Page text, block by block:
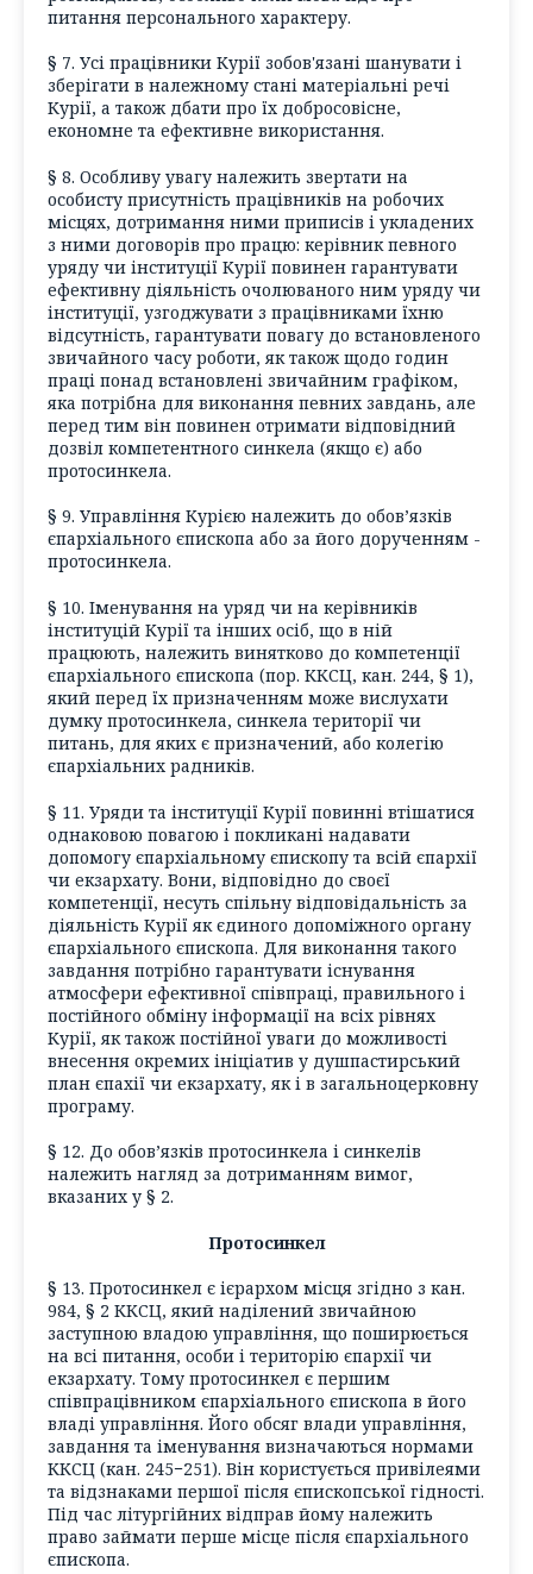
питання персонального характеру.
§ 7. Усі працівники Курії зобов'язані шанувати і
зберігати в належному стані матеріальні речі
Курії, а також дбати про їх добросовісне,
економне та ефективне використання.
§ 8. Особливу увагу належить звертати на
особисту присутність працівників на робочих
місцях, дотримання ними приписів і укладених
з ними договорів про працю: керівник певного
уряду чи інституції Курії повинен гарантувати
ефективну діяльність очолюваного ним уряду чи
інституції, узгоджувати з працівниками їхню
відсутність, гарантувати повагу до встановленого
звичайного часу роботи, як також щодо годин
праці понад встановлені звичайним графіком,
яка потрібна для виконання певних завдань, але
перед тим він повинен отримати відповідний
дозвіл компетентного синкела (якщо є) або
протосинкела.
§ 9. Управління Курією належить до обов’язків
єпархіального єпископа або за його дорученням -
протосинкела.
§ 10. Іменування на уряд чи на керівників
інституцій Курії та інших осіб, що в ній
працюють, належить винятково до компетенції
єпархіального єпископа (пор. ККСЦ, кан. 244, § 1),
який перед їх призначенням може вислухати
думку протосинкела, синкела території чи
питань, для яких є призначений, або колегію
єпархіальних радників.
§ 11. Уряди та інституції Курії повинні втішатися
однаковою повагою і покликані надавати
допомогу єпархіальному єпископу та всій єпархії
чи екзархату. Вони, відповідно до своєї
компетенції, несуть спільну відповідальність за
діяльність Курії як єдиного допоміжного органу
єпархіального єпископа. Для виконання такого
завдання потрібно гарантувати існування
атмосфери ефективної співпраці, правильного і
постійного обміну інформації на всіх рівнях
Курії, як також постійної уваги до можливості
внесення окремих ініціатив у душпастирський
план єпахії чи екзархату, як і в загальноцерковну
програму.
§ 12. До обов’язків протосинкела і синкелів
належить нагляд за дотриманням вимог,
вказаних у § 2.
Протосинкел
§ 13. Протосинкел є ієрархом місця згідно з кан.
984, § 2 ККСЦ, який наділений звичайною
заступною владою управління, що поширюється
на всі питання, особи і територію єпархії чи
екзархату. Тому протосинкел є першим
співпрацівником єпархіального єпископа в його
владі управління. Його обсяг влади управління,
завдання та іменування визначаються нормами
ККСЦ (кан. 245−251). Він користується привілеями
та відзнаками першої після єпископської гідності.
Під час літургійних відправ йому належить
право займати перше місце після єпархіального
єпископа.